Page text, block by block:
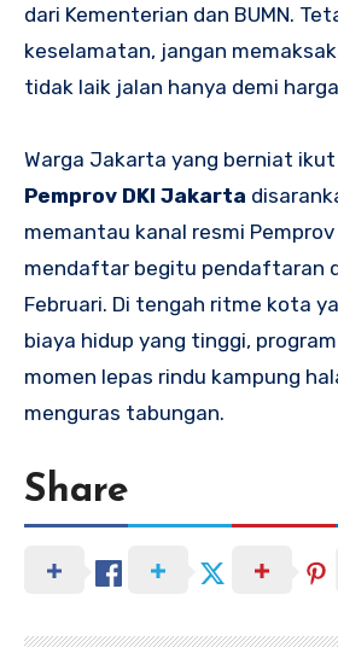
dari Kementerian dan BUMN.
keselamatan, jangan
tidak laik jalan hanya demi
Warga Jakarta yang berniat ikut
Pemprov DKI Jakarta
memantau kanal resmi
mendaftar begitu pendaftaran
Februari. Di tengah ritme kota
biaya hidup yang tinggi,
momen lepas rindu kampung
menguras tabungan.
Share